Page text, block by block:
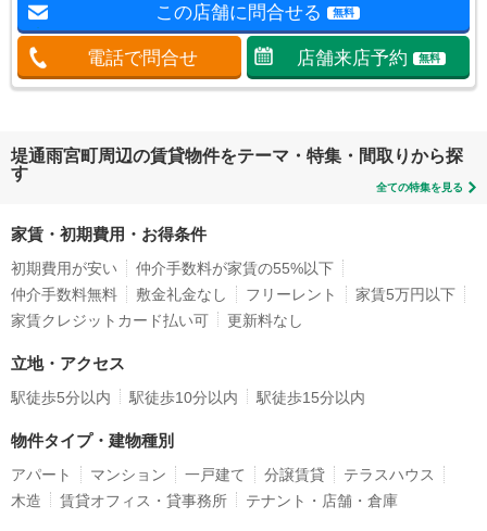
この店舗に問合せる 無料
電話で問合せ 店舗来店予約 無料
堤通雨宮町周辺の賃貸物件をテーマ・特集・間取りから探
す
全ての特集を見る
家賃・初期費用・お得条件
初期費用が安い
仲介手数料が家賃の55%以下
仲介手数料無料
敷金礼金なし フリーレント
家賃5万円以下
家賃クレジットカード払い可
更新料なし
立地・アクセス
駅徒歩5分以内 駅徒歩10分以内 駅徒歩15分以内
物件タイプ・建物種別
アパート マンション 一戸建て 分譲賃貸
テラスハウス
木造
賃貸オフィス・貸事務所 テナント・店舗・倉庫